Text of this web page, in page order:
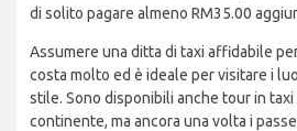
di solito pagare almeno RM35.00
Assumere una ditta di taxi affidabile
costa molto ed è ideale per visitare i
stile. Sono disponibili anche tour in
continente, ma ancora una volta i